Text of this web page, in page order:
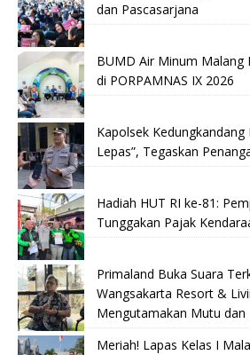
dan Pascasarjana
BUMD Air Minum Malang
di PORPAMNAS IX 2026
Kapolsek Kedungkandang
Lepas”, Tegaskan
Hadiah HUT RI ke-81:
Tunggakan Pajak
Primaland Buka Suara
Wangsakarta Resort &
Mengutamakan Mutu dan
Meriah! Lapas Kelas I